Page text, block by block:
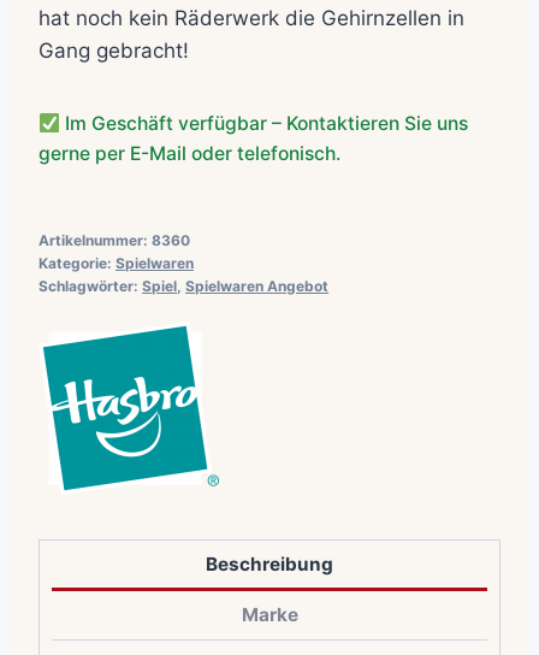
hat noch kein Räderwerk die Gehirnzellen in
Gang gebracht!
Im Geschäft verfügbar – Kontaktieren Sie uns
gerne per E-Mail oder telefonisch.
Artikelnummer: 8360
Kategorie: Spielwaren
Schlagwörter: Spiel, Spielwaren Angebot
Beschreibung
Marke